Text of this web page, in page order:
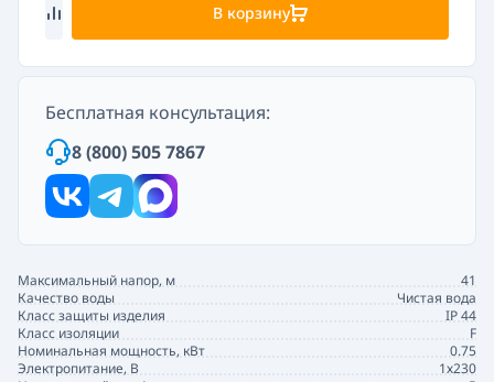
Максимальный напор, м
41
Качество воды
Чистая вода
Класс защиты изделия
IP 44
Класс изоляции
F
Номинальная мощность, кВт
0.75
Электропитание, В
1х230
В корзину
Бесплатная консультация:
8 (800) 505 7867